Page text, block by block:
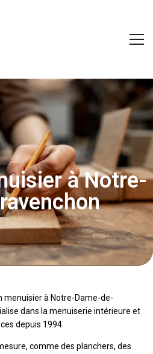
à Notre-
menuisier à Notre-Dame-de-
dans la menuiserie intérieure et
depuis 1994.
comme des planchers, des